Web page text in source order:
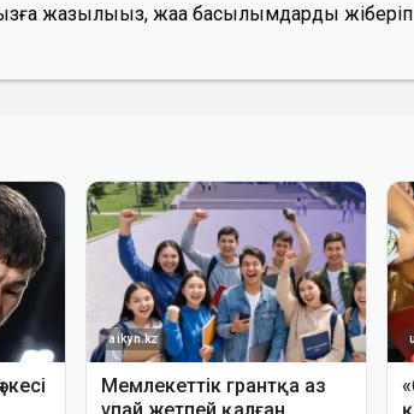
жазылыңыз, жаңа басылымдарды жіберіп